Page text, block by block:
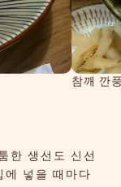
참깨 깐
한 생선도 신선
에 넣을 때마다